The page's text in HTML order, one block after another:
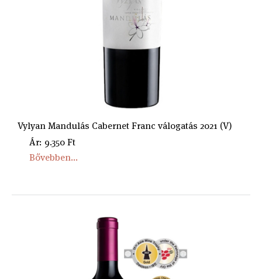
Vylyan Mandulás Cabernet Franc válogatás 2021 (V)
Ár: 9.350 Ft
Bővebben...